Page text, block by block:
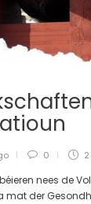
0
nees de
mat der